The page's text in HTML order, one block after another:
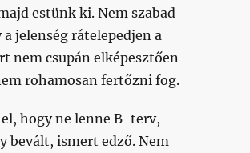
estünk ki. Nem szabad
jelenség rátelepedjen a
nem csupán elképesztően
rohamosan fertőzni fog.
hogy ne lenne B-terv,
bevált, ismert edző. Nem